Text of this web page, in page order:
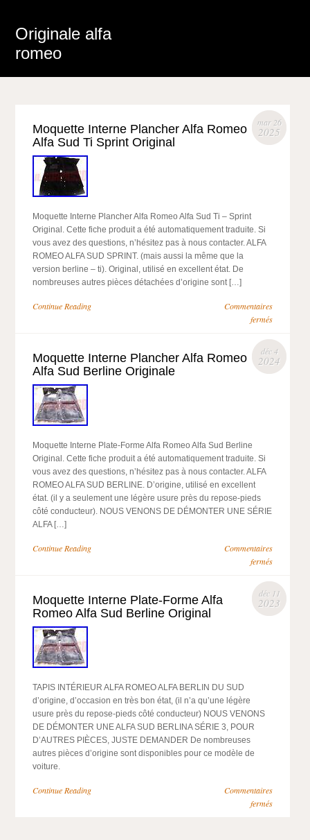
Originale alfa
romeo
mar 26
2025
Moquette Interne Plancher Alfa Romeo
Alfa Sud Ti Sprint Original
Moquette Interne Plancher Alfa Romeo Alfa Sud Ti – Sprint
Original. Cette fiche produit a été automatiquement traduite. Si
vous avez des questions, n’hésitez pas à nous contacter. ALFA
ROMEO ALFA SUD SPRINT. (mais aussi la même que la
version berline – ti). Original, utilisé en excellent état. De
nombreuses autres pièces détachées d’origine sont […]
Continue Reading
Commentaires
fermés
déc 4
2024
Moquette Interne Plancher Alfa Romeo
Alfa Sud Berline Originale
Moquette Interne Plate-Forme Alfa Romeo Alfa Sud Berline
Original. Cette fiche produit a été automatiquement traduite. Si
vous avez des questions, n’hésitez pas à nous contacter. ALFA
ROMEO ALFA SUD BERLINE. D’origine, utilisé en excellent
état. (il y a seulement une légère usure près du repose-pieds
côté conducteur). NOUS VENONS DE DÉMONTER UNE SÉRIE
ALFA […]
Continue Reading
Commentaires
fermés
déc 11
2023
Moquette Interne Plate-Forme Alfa
Romeo Alfa Sud Berline Original
TAPIS INTÉRIEUR ALFA ROMEO ALFA BERLIN DU SUD
d’origine, d’occasion en très bon état, (il n’a qu’une légère
usure près du repose-pieds côté conducteur) NOUS VENONS
DE DÉMONTER UNE ALFA SUD BERLINA SÉRIE 3, POUR
D’AUTRES PIÈCES, JUSTE DEMANDER De nombreuses
autres pièces d’origine sont disponibles pour ce modèle de
voiture.
Continue Reading
Commentaires
fermés